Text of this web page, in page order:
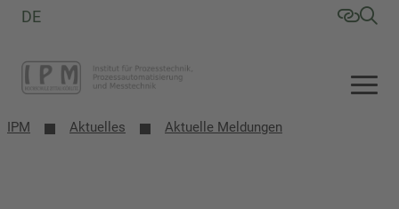
DE
IPM Aktuelles Aktuelle Meldungen